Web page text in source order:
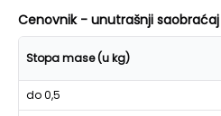
Cenovnik - unutrašnji saobraćaj
Stopa mase (u kg)
do 0,5